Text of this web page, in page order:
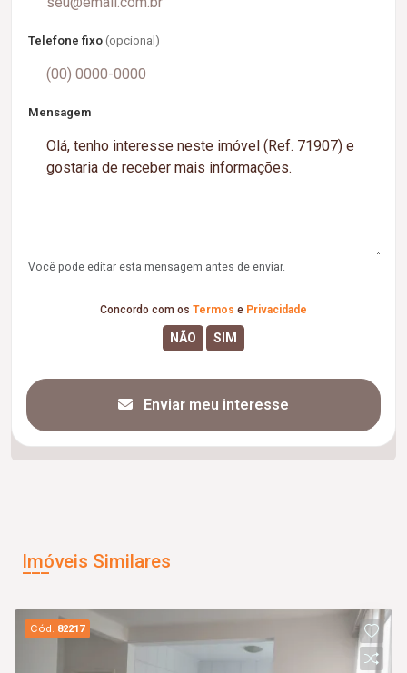
Telefone fixo (opcional)
Mensagem
Você pode editar esta mensagem antes de enviar.
Concordo com os Termos e Privacidade
Enviar meu interesse
Imóveis Similares
Cód. 82217